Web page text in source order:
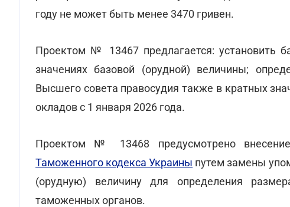
году не может быть менее 3470 гривен.
Проектом № 13467 предлагается: установить
значениях базовой (орудной) величины;
Высшего совета правосудия также в кратных
окладов с 1 января 2026 года.
Проектом № 13468 предусмотрено
Таможенного кодекса Украины путем замены
(орудную) величину для определения
таможенных органов.